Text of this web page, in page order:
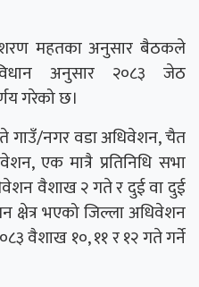
महतका अनुसार बैठकले
अनुसार २०८३ जेठ
गरेको छ।
गाउँ/नगर वडा अधिवेशन, चैत
एक मात्रै प्रतिनिधि सभा
वैशाख २ गते र दुई वा दुई
क्षेत्र भएको जिल्ला अधिवेशन
वैशाख १०, ११ र १२ गते गर्ने